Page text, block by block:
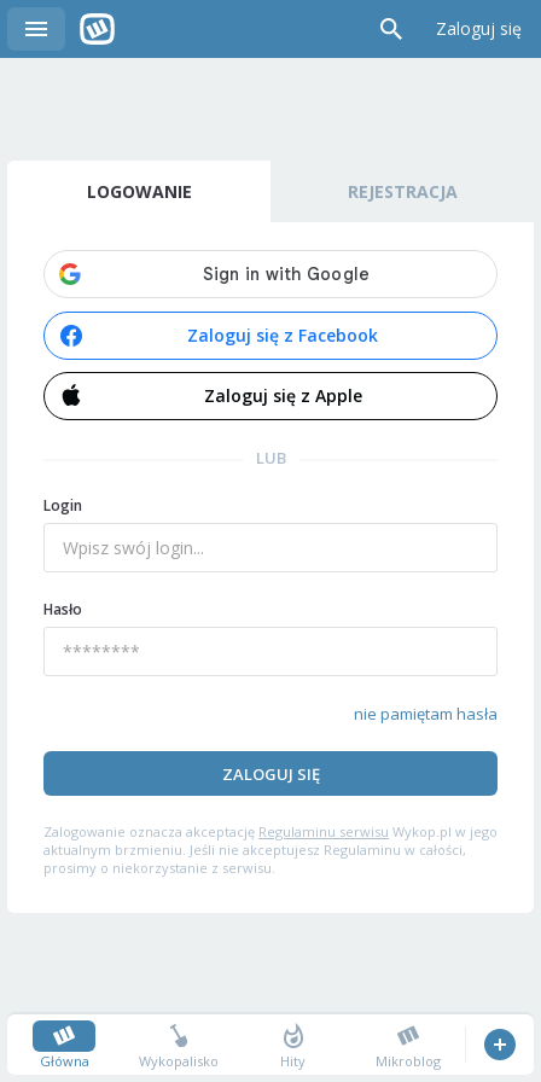
Zaloguj się
LOGOWANIE REJESTRACJA
Zaloguj się z Facebook
Zaloguj się z Apple
LUB
Login
Hasło
nie pamiętam hasła
ZALOGUJ SIĘ
Zalogowanie oznacza akceptację Regulaminu serwisu Wykop.pl w jego
aktualnym brzmieniu. Jeśli nie akceptujesz Regulaminu w całości,
prosimy o niekorzystanie z serwisu.
Główna Wykopalisko Hity Mikroblog